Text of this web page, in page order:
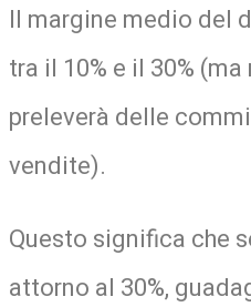
Il margine medio del
tra il 10% e il 30%
preleverà delle
vendite).
Questo significa che
attorno al 30%,